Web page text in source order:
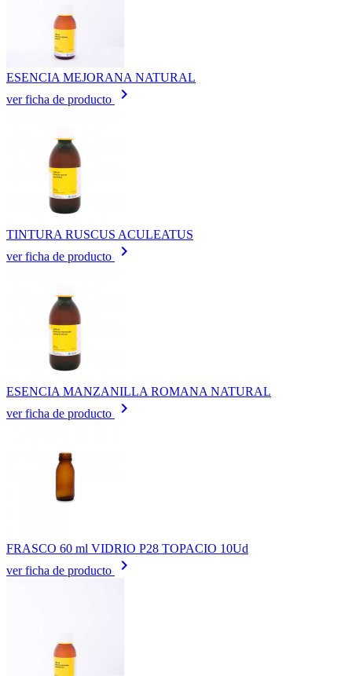
ESENCIA MEJORANA NATURAL
ver ficha de producto
keyboard_arrow_right
TINTURA RUSCUS ACULEATUS
ver ficha de producto
keyboard_arrow_right
ESENCIA MANZANILLA ROMANA NATURAL
ver ficha de producto
keyboard_arrow_right
FRASCO 60 ml VIDRIO P28 TOPACIO 10Ud
ver ficha de producto
keyboard_arrow_right